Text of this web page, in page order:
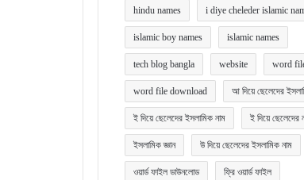
hindu names i diye cheleder islamic
islamic boy names islamic names
tech blog bangla website word
word file download আ দিয়ে ছেলেদের
ই দিয়ে ছেলেদের ইসলামিক নাম ই দিয়ে ছেলেদের
ইসলামিক জ্ঞান উ দিয়ে ছেলেদের ইসলামিক নাম
ওয়ার্ড ফাইল ডাউনলোড ফ্রি ওয়ার্ড ফাইল